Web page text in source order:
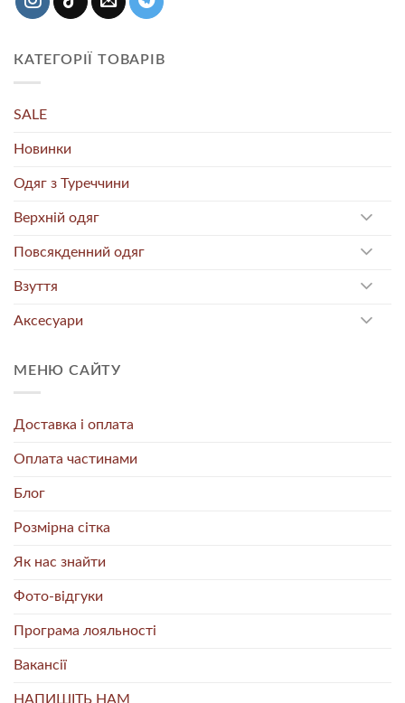
КАТЕГОРІЇ ТОВАРІВ
SALE
Новинки
Одяг з Туреччини
Верхній одяг
Повсякденний одяг
Взуття
Аксесуари
МЕНЮ САЙТУ
Доставка і оплата
Оплата частинами
Блог
Розмірна сітка
Як нас знайти
Фото-відгуки
Програма лояльності
Вакансії
НАПИШІТЬ НАМ